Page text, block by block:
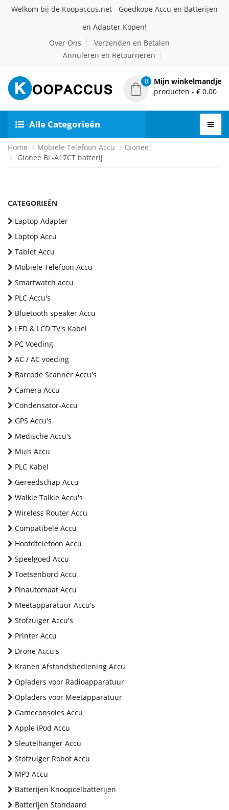
Welkom bij de Koopaccus.net - Goedkope Accu en Batterijen
en Adapter Kopen!
Over Ons
Verzenden en Betalen
Annuleren en Retourneren
0
Mijn winkelmandje
producten - € 0.00
Alle Categorieën
Home Mobiele Telefoon Accu
Gionee
Gionee BL-A17CT batterij
CATEGORIEËN
Laptop Adapter
Laptop Accu
Tablet Accu
Mobiele Telefoon Accu
Smartwatch accu
PLC Accu's
Bluetooth speaker Accu
LED & LCD TV's Kabel
PC Voeding
AC / AC voeding
Barcode Scanner Accu's
Camera Accu
Condensator-Accu
GPS Accu's
Medische Accu's
Muis Accu
PLC Kabel
Gereedschap Accu
Walkie Talkie Accu's
Wireless Router Accu
Compatibele Accu
Hoofdtelefoon Accu
Speelgoed Accu
Toetsenbord Accu
Pinautomaat Accu
Meetapparatuur Accu's
Stofzuiger Accu's
Printer Accu
Drone Accu's
Kranen Afstandsbediening Accu
Opladers voor Radioapparatuur
Opladers voor Meetapparatuur
Gameconsoles Accu
Apple iPod Accu
Sleutelhanger Accu
Stofzuiger Robot Accu
MP3 Accu
Batterijen Knoopcelbatterijen
Batterijen Standaard